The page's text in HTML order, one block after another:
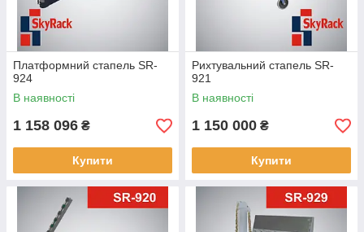
Платформний стапель SR-
924
В наявності
1 158 096 ₴
Купити
Рихтувальний стапель SR-
921
В наявності
1 150 000 ₴
Купити